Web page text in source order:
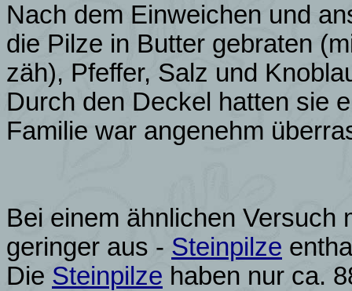
Nach dem Einweichen und
die Pilze in Butter gebraten
zäh), Pfeffer, Salz und
Durch den Deckel hatten sie
Familie war angenehm
Bei einem ähnlichen Versuch
geringer aus - Steinpilze
Die Steinpilze haben nur ca.